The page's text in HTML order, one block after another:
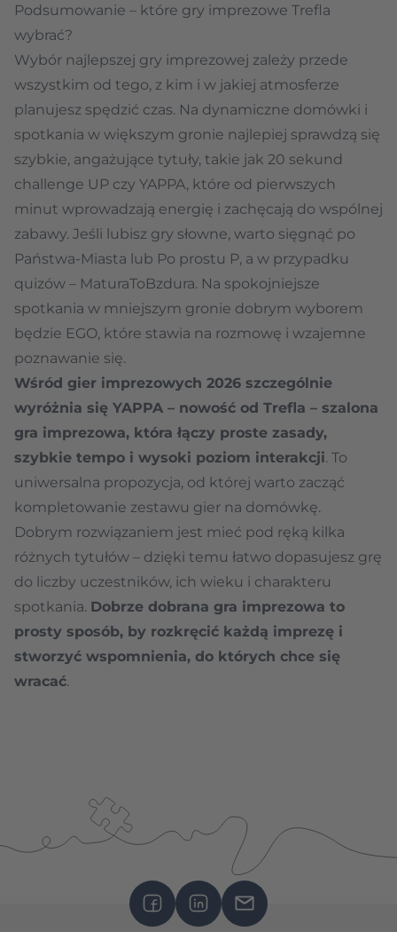
Podsumowanie – które gry imprezowe Trefla
wybrać?
Wybór najlepszej gry imprezowej zależy przede
wszystkim od tego, z kim i w jakiej atmosferze
planujesz spędzić czas. Na dynamiczne domówki i
spotkania w większym gronie najlepiej sprawdzą się
szybkie, angażujące tytuły, takie jak 20 sekund
challenge UP czy YAPPA, które od pierwszych
minut wprowadzają energię i zachęcają do wspólnej
zabawy. Jeśli lubisz gry słowne, warto sięgnąć po
Państwa-Miasta lub Po prostu P, a w przypadku
quizów – MaturaToBzdura. Na spokojniejsze
spotkania w mniejszym gronie dobrym wyborem
będzie EGO, które stawia na rozmowę i wzajemne
poznawanie się.
Wśród gier imprezowych 2026 szczególnie
wyróżnia się YAPPA – nowość od Trefla – szalona
gra imprezowa, która łączy proste zasady,
szybkie tempo i wysoki poziom interakcji. To
uniwersalna propozycja, od której warto zacząć
kompletowanie zestawu gier na domówkę.
Dobrym rozwiązaniem jest mieć pod ręką kilka
różnych tytułów – dzięki temu łatwo dopasujesz grę
do liczby uczestników, ich wieku i charakteru
spotkania. Dobrze dobrana gra imprezowa to
prosty sposób, by rozkręcić każdą imprezę i
stworzyć wspomnienia, do których chce się
wracać.